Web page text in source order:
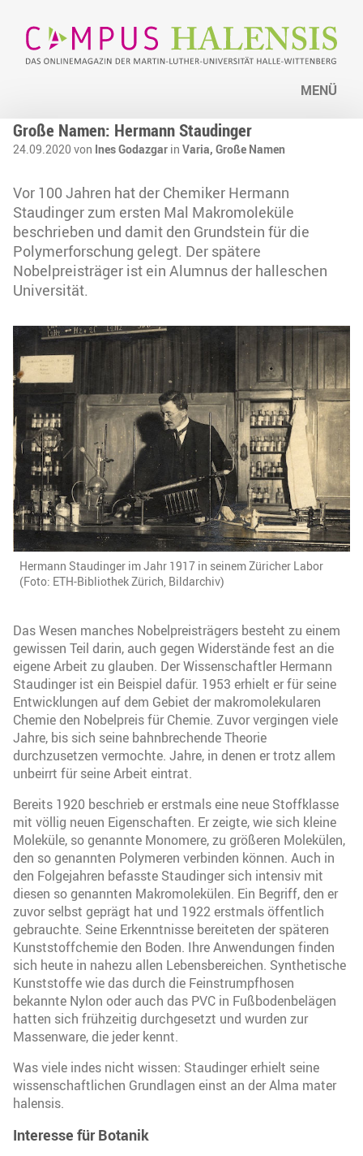
MENÜ
Große Namen: Hermann Staudinger
24.09.2020 von Ines Godazgar in Varia, Große Namen
Vor 100 Jahren hat der Chemiker Hermann
Staudinger zum ersten Mal Makromoleküle
beschrieben und damit den Grundstein für die
Polymerforschung gelegt. Der spätere
Nobelpreisträger ist ein Alumnus der halleschen
Universität.
Hermann Staudinger im Jahr 1917 in seinem Züricher Labor
(Foto: ETH-Bibliothek Zürich, Bildarchiv)
Das Wesen manches Nobelpreisträgers besteht zu einem
gewissen Teil darin, auch gegen Widerstände fest an die
eigene Arbeit zu glauben. Der Wissenschaftler Hermann
Staudinger ist ein Beispiel dafür. 1953 erhielt er für seine
Entwicklungen auf dem Gebiet der makromolekularen
Chemie den Nobelpreis für Chemie. Zuvor vergingen viele
Jahre, bis sich seine bahnbrechende Theorie
durchzusetzen vermochte. Jahre, in denen er trotz allem
unbeirrt für seine Arbeit eintrat.
Bereits 1920 beschrieb er erstmals eine neue Stoffklasse
mit völlig neuen Eigenschaften. Er zeigte, wie sich kleine
Moleküle, so genannte Monomere, zu größeren Molekülen,
den so genannten Polymeren verbinden können. Auch in
den Folgejahren befasste Staudinger sich intensiv mit
diesen so genannten Makromolekülen. Ein Begriff, den er
zuvor selbst geprägt hat und 1922 erstmals öffentlich
gebrauchte. Seine Erkenntnisse bereiteten der späteren
Kunststoffchemie den Boden. Ihre Anwendungen finden
sich heute in nahezu allen Lebensbereichen. Synthetische
Kunststoffe wie das durch die Feinstrumpfhosen
bekannte Nylon oder auch das PVC in Fußbodenbelägen
hatten sich frühzeitig durchgesetzt und wurden zur
Massenware, die jeder kennt.
Was viele indes nicht wissen: Staudinger erhielt seine
wissenschaftlichen Grundlagen einst an der Alma mater
halensis.
Interesse für Botanik